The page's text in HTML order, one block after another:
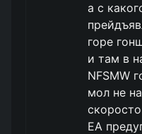
а с
горе
и там в
NFSMW
мол не
EA